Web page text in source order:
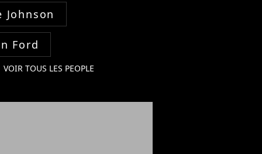
Johnson
Ford
VOIR TOUS LES PEOPLE